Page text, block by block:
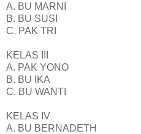
A. BU MARNI
B. BU SUSI
C. PAK TRI
KELAS III
A. PAK YONO
B. BU IKA
C. BU WANTI
KELAS IV
A. BU BERNADETH